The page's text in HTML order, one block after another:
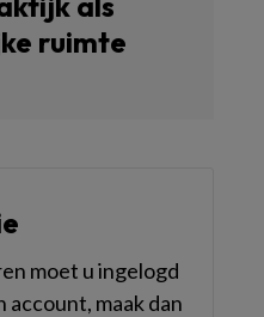
ruimte
moet u ingelogd
account, maak dan